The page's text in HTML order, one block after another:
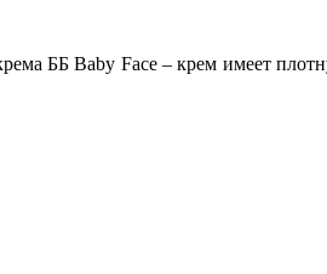
ББ Baby Face – крем имеет